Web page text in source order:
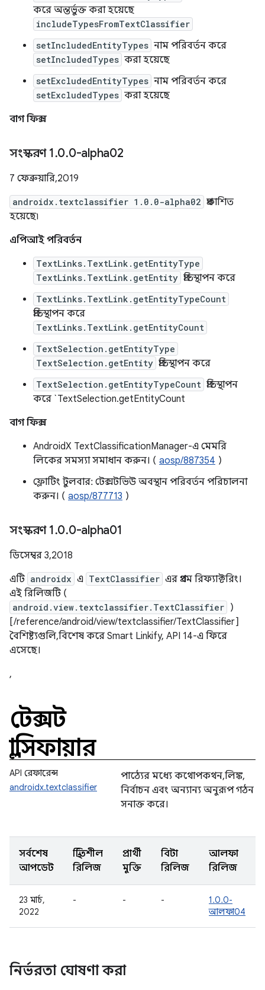
করে অন্তর্ভুক্ত করা হয়েছে
includeTypesFromTextClassifier
setIncludedEntityTypes নাম পরিবর্তন করে
setIncludedTypes করা হয়েছে
setExcludedEntityTypes নাম পরিবর্তন করে
setExcludedTypes করা হয়েছে
বাগ ফিক্স
সংস্করণ 1.0.0-alpha02
7 ফেব্রুয়ারি, 2019
androidx.textclassifier 1.0.0-alpha02 প্রকাশিত
হয়েছে৷
এপিআই পরিবর্তন
TextLinks.TextLink.getEntityType
TextLinks.TextLink.getEntity প্রতিস্থাপন করে
TextLinks.TextLink.getEntityTypeCount
প্রতিস্থাপন করে
TextLinks.TextLink.getEntityCount
TextSelection.getEntityType
TextSelection.getEntity প্রতিস্থাপন করে
TextSelection.getEntityTypeCount প্রতিস্থাপন
করে `TextSelection.getEntityCount
বাগ ফিক্স
AndroidX TextClassificationManager-এ মেমরি
লিকের সমস্যা সমাধান করুন। ( aosp/887354 )
ফ্লোটিং টুলবার: টেক্সটভিউ অবস্থান পরিবর্তন পরিচালনা
করুন। ( aosp/877713 )
সংস্করণ 1.0.0-alpha01
ডিসেম্বর 3, 2018
এটি androidx এ TextClassifier এর প্রথম রিফ্যাক্টরিং।
এই রিলিজটি (
android.view.textclassifier.TextClassifier )
[/reference/android/view/textclassifier/TextClassifier]
বৈশিষ্ট্যগুলি, বিশেষ করে Smart Linkify, API 14-এ ফিরে
এসেছে।
,
টেক্সট
ক্লাসিফায়ার
API রেফারেন্স
androidx.textclassifier
পাঠ্যের মধ্যে কথোপকথন, লিঙ্ক,
নির্বাচন এবং অন্যান্য অনুরূপ গঠন
সনাক্ত করে।
সর্বশেষ
আপডেট
স্থিতিশীল
রিলিজ
প্রার্থী
মুক্তি
বিটা
রিলিজ
আলফা
রিলিজ
23 মার্চ,
2022
- - -
1.0.0-
আলফা04
নির্ভরতা ঘোষণা করা